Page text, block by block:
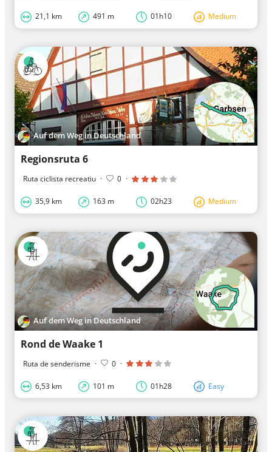
21,1 km 491 m 01h10 Medium
Auf dem Weg in Deutschland
Regionsruta 6
Ruta ciclista recreatiu · 0 ·
35,9 km 163 m 02h23 Medium
Auf dem Weg in Deutschland
Rond de Waake 1
Ruta de senderisme · 0 ·
6,53 km 101 m 01h28 Easy